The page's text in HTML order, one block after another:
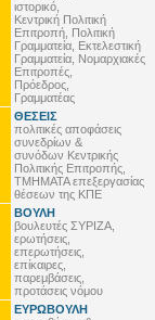
ιστορικό,
Κεντρική Πολιτική
Επιτροπή, Πολιτική
Γραμματεία, Εκτελεστική
Γραμματεία, Νομαρχιακές
Επιτροπές,
Πρόεδρος,
Γραμματέας
ΘΕΣΕΙΣ
πολιτικές αποφάσεις
συνεδρίων &
συνόδων Κεντρικής
Πολιτικής Επιτροπής,
ΤΜΗΜΑΤΑ επεξεργασίας
θέσεων της ΚΠΕ
ΒΟΥΛΗ
βουλευτές ΣΥΡΙΖΑ,
ερωτήσεις,
επερωτήσεις,
επίκαιρες,
παρεμβάσεις,
προτάσεις νόμου
ΕΥΡΩΒΟΥΛΗ